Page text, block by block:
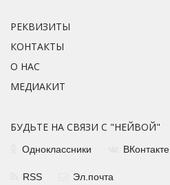
РЕКВИЗИТЫ
КОНТАКТЫ
О НАС
МЕДИАКИТ
БУДЬТЕ НА СВЯЗИ С "НЕЙВОЙ"
Одноклассники ВКонтакте
RSS Эл.почта